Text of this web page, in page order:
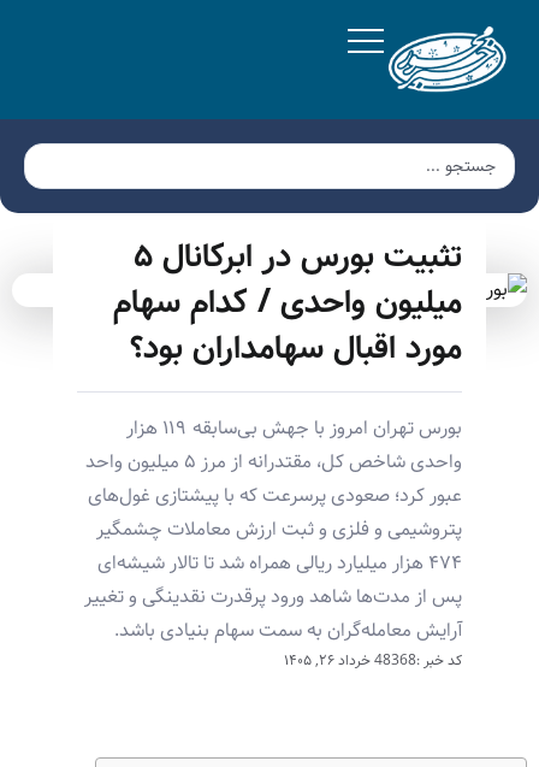
تثبیت بورس در ابرکانال ۵
میلیون واحدی / کدام سهام
مورد اقبال سهامداران بود؟
بورس تهران امروز با جهش بی‌سابقه ۱۱۹ هزار
واحدی شاخص کل، مقتدرانه از مرز ۵ میلیون واحد
عبور کرد؛ صعودی پرسرعت که با پیشتازی غول‌های
پتروشیمی و فلزی و ثبت ارزش معاملات چشمگیر
۴۷۴ هزار میلیارد ریالی همراه شد تا تالار شیشه‌ای
پس از مدت‌ها شاهد ورود پرقدرت نقدینگی و تغییر
آرایش معامله‌گران به سمت سهام بنیادی باشد.
کد خبر :48368 خرداد ۲۶, ۱۴۰۵